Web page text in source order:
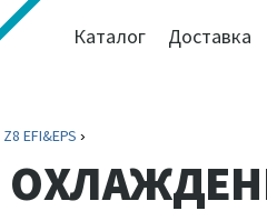
Каталог Доставка
EFI&EPS